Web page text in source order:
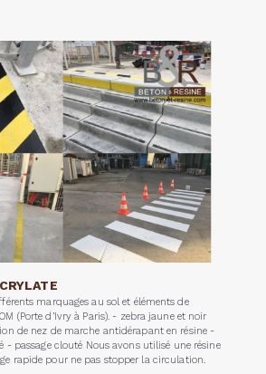
marquages au sol et éléments de
(Porte d’Ivry à Paris). - zebra jaune et noir
de nez de marche antidérapant en résine -
- passage clouté Nous avons utilisé une résine
rapide pour ne pas stopper la circulation.